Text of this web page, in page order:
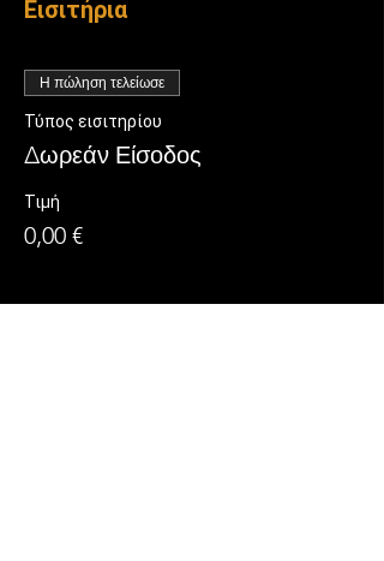
Εισιτήρια
Η πώληση τελείωσε
Τύπος εισιτηρίου
Δωρεάν Είσοδος
Τιμή
0,00 €